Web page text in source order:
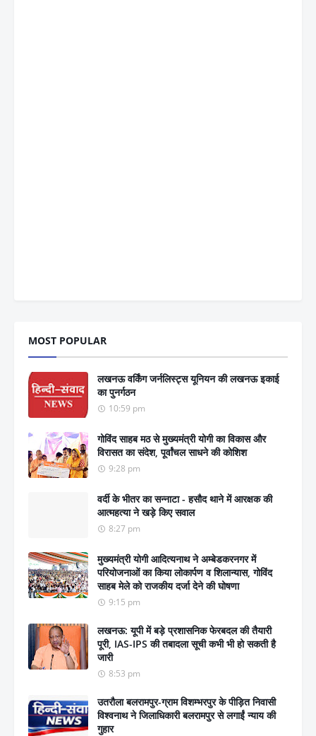
MOST POPULAR
लखनऊ वर्किंग जर्नलिस्ट्स यूनियन की लखनऊ इकाई
का पुनर्गठन
10:59 pm
गोविंद साहब मठ से मुख्यमंत्री योगी का विकास और
विरासत का संदेश, पूर्वांचल साधने की कोशिश
9:28 pm
वर्दी के भीतर का सन्नाटा - हसौद थाने में आरक्षक की
आत्महत्या ने खड़े किए सवाल
8:27 pm
मुख्यमंत्री योगी आदित्यनाथ ने अम्बेडकरनगर में
परियोजनाओं का किया लोकार्पण व शिलान्यास, गोविंद
साहब मेले को राजकीय दर्जा देने की घोषणा
9:15 pm
लखनऊ: यूपी में बड़े प्रशासनिक फेरबदल की तैयारी
पूरी, IAS-IPS की तबादला सूची कभी भी हो सकती है
जारी
8:53 pm
उतरौला बलरामपुर-ग्राम विशम्भरपुर के पीड़ित निवासी
विश्वनाथ ने जिलाधिकारी बलरामपुर से लगाईं न्याय की
गुहार